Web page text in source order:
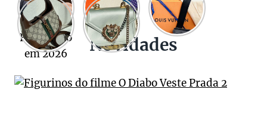
Novidades